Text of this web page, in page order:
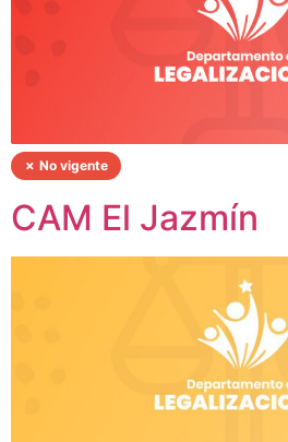
✗ No vigente
CAM El Jazmín